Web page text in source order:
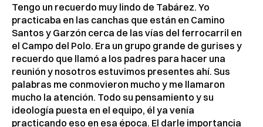
Tengo un recuerdo muy lindo de Tabárez. Yo
practicaba en las canchas que están en Camino
Santos y Garzón cerca de las vías del ferrocarril en
el Campo del Polo. Era un grupo grande de gurises y
recuerdo que llamó a los padres para hacer una
reunión y nosotros estuvimos presentes ahí. Sus
palabras me conmovieron mucho y me llamaron
mucho la atención. Todo su pensamiento y su
ideología puesta en el equipo, él ya venía
practicando eso en esa época. El darle importancia